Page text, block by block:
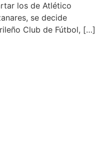
los de Atlético
se decide
Club de Fútbol, […]